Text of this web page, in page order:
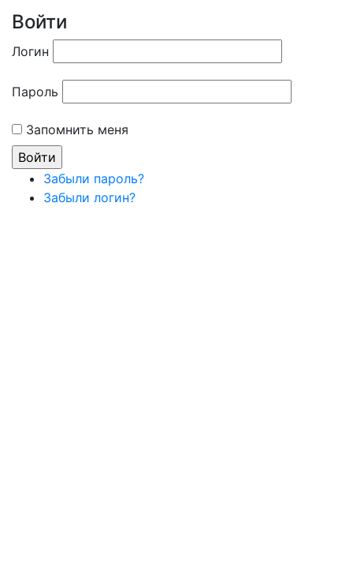
Войти
Логин
Пароль
Запомнить меня
Забыли пароль?
Забыли логин?